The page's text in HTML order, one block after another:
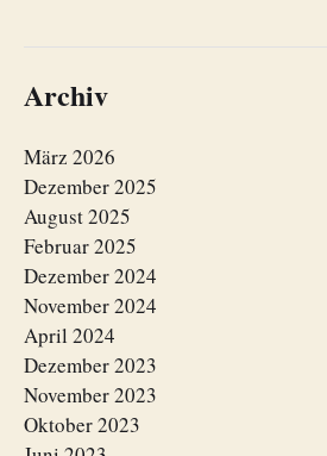
Archiv
März 2026
Dezember 2025
August 2025
Februar 2025
Dezember 2024
November 2024
April 2024
Dezember 2023
November 2023
Oktober 2023